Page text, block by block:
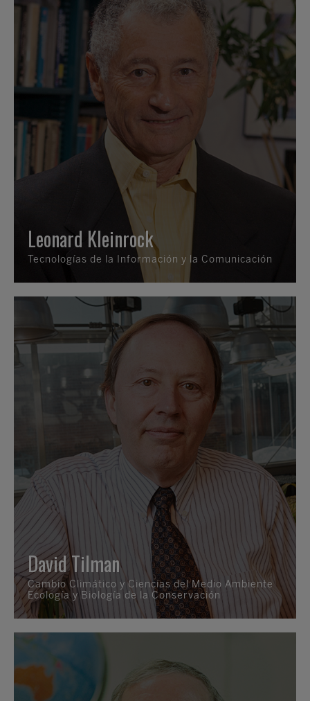
Leonard Kleinrock
Tecnologías de la Información y la Comunicación
David Tilman
Cambio Climático y Ciencias del Medio Ambiente
Ecología y Biología de la Conservación